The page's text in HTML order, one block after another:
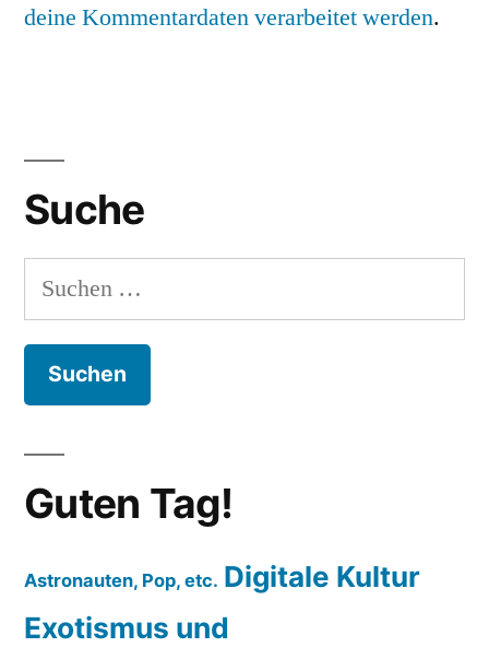
deine Kommentardaten verarbeitet werden.
Suche
Suchen
nach:
Guten Tag!
Astronauten, Pop, etc. Digitale Kultur
Exotismus und